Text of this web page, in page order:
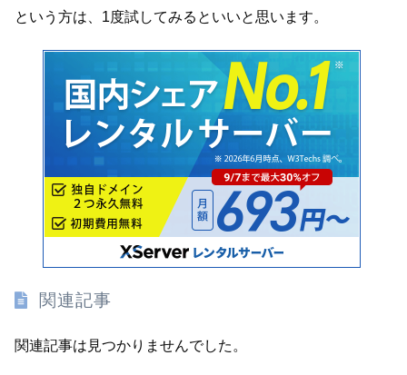
という方は、1度試してみるといいと思います。
関連記事
関連記事は見つかりませんでした。